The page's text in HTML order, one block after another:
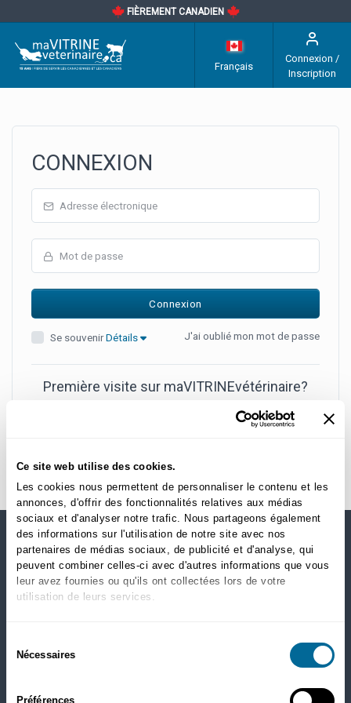
Ce site web utilise des cookies.
Les cookies nous permettent de personnaliser le contenu et les
annonces, d'offrir des fonctionnalités relatives aux médias
sociaux et d'analyser notre trafic. Nous partageons également
des informations sur l'utilisation de notre site avec nos
partenaires de médias sociaux, de publicité et d'analyse, qui
peuvent combiner celles-ci avec d'autres informations que vous
leur avez fournies ou qu'ils ont collectées lors de votre
utilisation de leurs services.
duNécessaires
Préférences
FIÈREMENT CANADIEN
Français
Connexion /
Inscription
CONNEXION
Se souvenirDétails J'ai oublié mon mot de passe
Première visite sur maVITRINEvétérinaire?
Créer un nouveau compte
MAGASINEZ PAR CATÉGORIES
Chiens
Gâteries
Chats